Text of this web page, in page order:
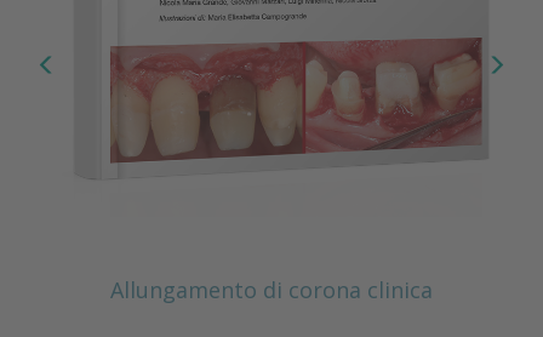
Allungamento di corona clinica